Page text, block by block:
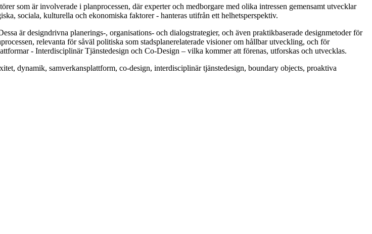
som är involverade i planprocessen, där experter och medborgare med olika intressen gemensamt utvecklar
sociala, kulturella och ekonomiska faktorer - hanteras utifrån ett helhetsperspektiv.
är designdrivna planerings-, organisations- och dialogstrategier, och även praktikbaserade designmetoder för
relevanta för såväl politiska som stadsplanerelaterade visioner om hållbar utveckling, och för
- Interdisciplinär Tjänstedesign och Co-Design – vilka kommer att förenas, utforskas och utvecklas.
dynamik, samverkansplattform, co-design, interdisciplinär tjänstedesign, boundary objects, proaktiva